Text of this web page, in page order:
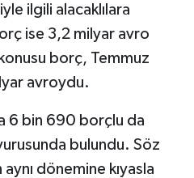
ilgili alacaklılara
ise 3,2 milyar avro
borç, Temmuz
avroydu.
6 bin 690 borçlu da
bulundu. Söz
dönemine kıyasla